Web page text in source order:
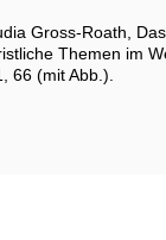
Gross-Roath,
Themen im
66 (mit Abb.).